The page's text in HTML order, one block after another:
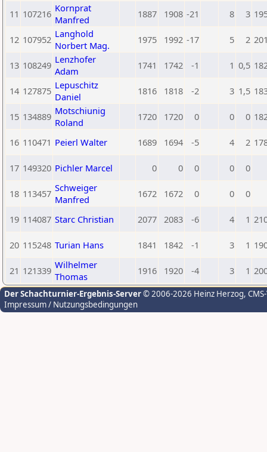
11 107216 Kornprat
Manfred
1887 1908 -21 8 3
12 107952 Langhold
Norbert Mag.
1975 1992 -17 5 2
13 108249 Lenzhofer
Adam
1741 1742 -1 1 0,5
14 127875 Lepuschitz
Daniel
1816 1818 -2 3 1,5
15 134889 Motschiunig
Roland
1720 1720 0 0 0
16 110471 Peierl Walter 1689 1694 -5 4 2
17 149320 Pichler Marcel 0 0 0 0 0
18 113457 Schweiger
Manfred
1672 1672 0 0 0
19 114087 Starc Christian 2077 2083 -6 4 1
20 115248 Turian Hans 1841 1842 -1 3 1
21 121339 Wilhelmer
Thomas
1916 1920 -4 3 1
Der Schachturnier-Ergebnis-Server© 2006-2026 Heinz Herzog,
Impressum / Nutzungsbedingungen